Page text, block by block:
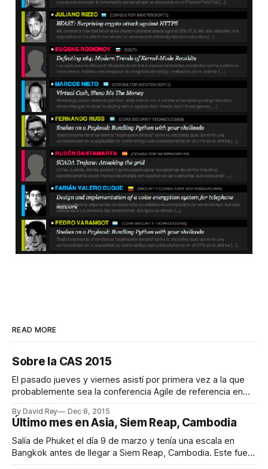
READ MORE
Sobre la CAS 2015
El pasado jueves y viernes asistí por primera vez a la que
probablemente sea la conferencia Agile de referencia en
incomparable, el Círculo de Bellas Artes. Organización La
organización estuvo impecable desde el primer momento.
Bien es cierto que la
By David Rey Dec 8, 2015
Último mes en Asia, Siem Reap, Cambodia
Salía de Phuket el día 9 de marzo y tenía una escala en
Bangkok antes de llegar a Siem Reap, Cambodia. Este fue